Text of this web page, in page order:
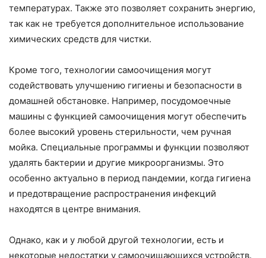
температурах. Также это позволяет сохранить энергию,
так как не требуется дополнительное использование
химических средств для чистки.
Кроме того, технологии самоочищения могут
содействовать улучшению гигиены и безопасности в
домашней обстановке. Например, посудомоечные
машины с функцией самоочищения могут обеспечить
более высокий уровень стерильности, чем ручная
мойка. Специальные программы и функции позволяют
удалять бактерии и другие микроорганизмы. Это
особенно актуально в период пандемии, когда гигиена
и предотвращение распространения инфекций
находятся в центре внимания.
Однако, как и у любой другой технологии, есть и
некоторые недостатки у самоочищающихся устройств.